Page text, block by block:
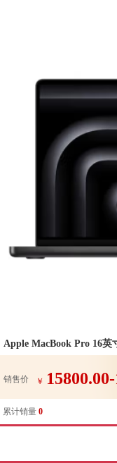
Apple MacBook Pro 16英
销售价 ￥
累计销量 0